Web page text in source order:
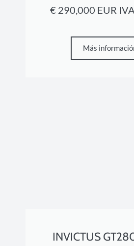
€ 290,000 EUR
Más
INVICTUS